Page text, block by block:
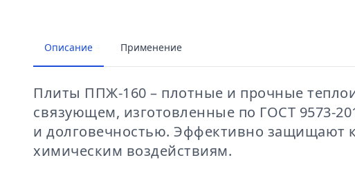
Описание Применение
Плиты ППЖ-160 – плотные и прочные
связующем, изготовленные по ГОСТ 9573-
и долговечностью. Эффективно защищают
химическим воздействиям.